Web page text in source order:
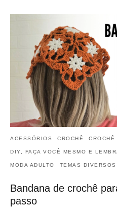
ACESSÓRIOS CROCHÊ CROCHÊ
DIY, FAÇA VOCÊ MESMO E
MODA ADULTO TEMAS DIVERSOS
Bandana de crochê
passo